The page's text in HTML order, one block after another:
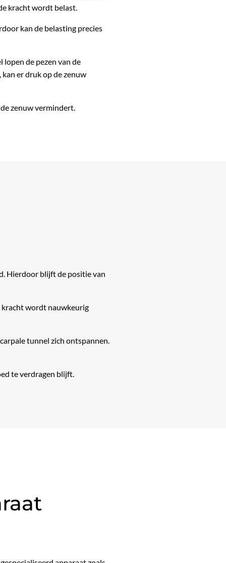
kracht wordt belast.
kan de belasting precies
de pezen van de
er druk op de zenuw
zenuw vermindert.
Hierdoor blijft de positie van
kracht wordt nauwkeurig
tunnel zich ontspannen.
te verdragen blijft.